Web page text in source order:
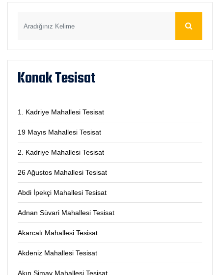
Konak Tesisat
1. Kadriye Mahallesi Tesisat
19 Mayıs Mahallesi Tesisat
2. Kadriye Mahallesi Tesisat
26 Ağustos Mahallesi Tesisat
Abdi İpekçi Mahallesi Tesisat
Adnan Süvari Mahallesi Tesisat
Akarcalı Mahallesi Tesisat
Akdeniz Mahallesi Tesisat
Akın Simav Mahallesi Tesisat